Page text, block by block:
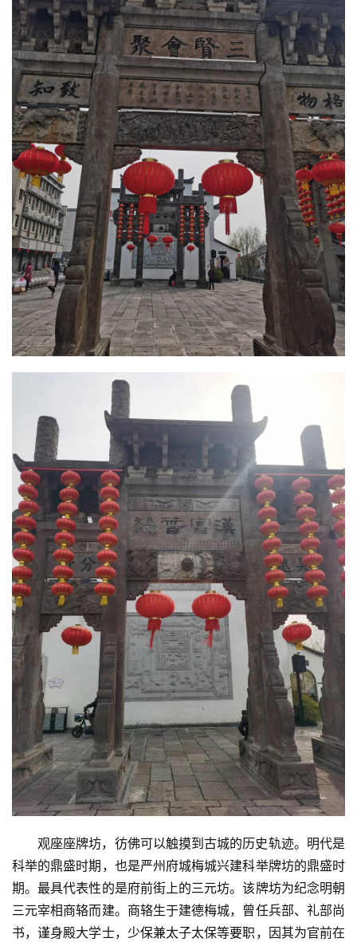
观座座牌坊，彷佛可以触摸到古城的历史轨迹。明代是
科举的鼎盛时期，也是严州府城梅城兴建科举牌坊的鼎盛时
期。最具代表性的是府前街上的三元坊。该牌坊为纪念明朝
三元宰相商辂而建。商辂生于建德梅城，曾任兵部、礼部尚
书，谨身殿大学士，少保兼太子太保等要职，因其为官前在